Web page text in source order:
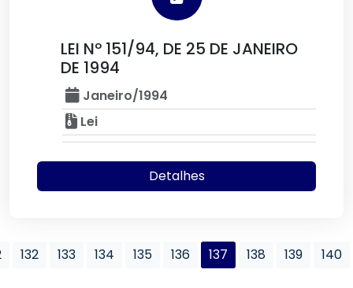
LEI Nº 151/94, DE 25 DE JANEIRO
DE 1994
Janeiro/1994
Lei
Detalhes
132 133 134 135 136 137 138 139 140